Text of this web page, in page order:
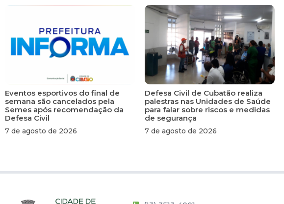
Eventos esportivos do final de
semana são cancelados pela
Semes após recomendação da
Defesa Civil
7 de agosto de 2026
Defesa Civil de Cubatão realiza
palestras nas Unidades de Saúde
para falar sobre riscos e medidas
de segurança
7 de agosto de 2026